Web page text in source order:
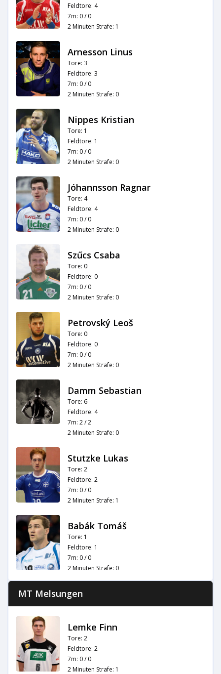
Feldtore: 4
7m: 0 / 0
2 Minuten Strafe: 1
Arnesson Linus
Tore: 3
Feldtore: 3
7m: 0 / 0
2 Minuten Strafe: 0
Nippes Kristian
Tore: 1
Feldtore: 1
7m: 0 / 0
2 Minuten Strafe: 0
Jóhannsson Ragnar
Tore: 4
Feldtore: 4
7m: 0 / 0
2 Minuten Strafe: 0
Szűcs Csaba
Tore: 0
Feldtore: 0
7m: 0 / 0
2 Minuten Strafe: 0
Petrovský Leoš
Tore: 0
Feldtore: 0
7m: 0 / 0
2 Minuten Strafe: 0
Damm Sebastian
Tore: 6
Feldtore: 4
7m: 2 / 2
2 Minuten Strafe: 0
Stutzke Lukas
Tore: 2
Feldtore: 2
7m: 0 / 0
2 Minuten Strafe: 1
Babák Tomáš
Tore: 1
Feldtore: 1
7m: 0 / 0
2 Minuten Strafe: 0
MT Melsungen
Lemke Finn
Tore: 2
Feldtore: 2
7m: 0 / 0
2 Minuten Strafe: 1